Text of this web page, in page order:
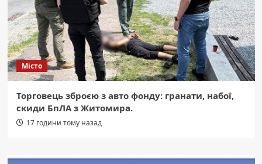
Місто
Торговець зброєю з авто фонду: гранати, набої,
скиди БпЛА з Житомира.
17 години тому назад